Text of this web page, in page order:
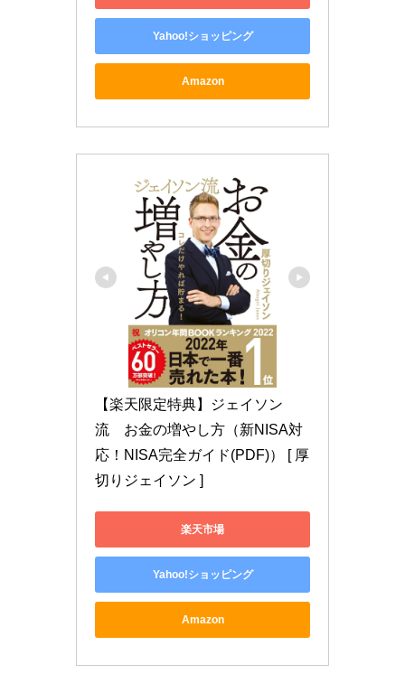
Yahoo!ショッピング
Amazon
【楽天限定特典】ジェイソン
流　お金の増やし方（新NISA対
応！NISA完全ガイド(PDF)） [ 厚
切りジェイソン ]
楽天市場
Yahoo!ショッピング
Amazon